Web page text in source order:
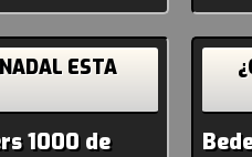
ESTA
1000 de